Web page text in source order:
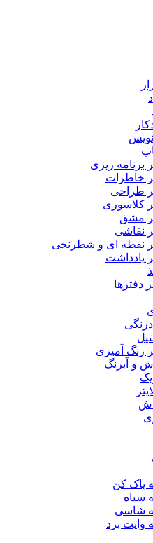
برنامه ریزی
خاطرات
طراحی
کلاسوری
مشق
نقاشی
نقطه ای و شطرنجی
یادداشت
دفترها
رنگ آمیزی
و آبرنگ
پاک کن
سیاه
شاسی
وایت برد